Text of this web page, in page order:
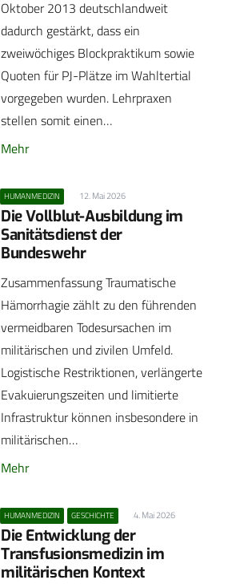
Oktober 2013 deutschlandweit
dadurch gestärkt, dass ein
zweiwöchiges Blockpraktikum sowie
Quoten für PJ-Plätze im Wahltertial
vorgegeben wurden. Lehrpraxen
stellen somit einen…
Mehr
HUMANMEDIZIN 12. Mai 2026
Die Vollblut-Ausbildung im
Sanitätsdienst der
Bundeswehr
Zusammenfassung Traumatische
Hämorrhagie zählt zu den führenden
vermeidbaren Todesursachen im
militärischen und zivilen Umfeld.
Logistische Restriktionen, verlängerte
Evakuierungszeiten und limitierte
Infrastruktur können insbesondere in
militärischen…
Mehr
HUMANMEDIZIN GESCHICHTE 4. Mai 2026
Die Entwicklung der
Transfusionsmedizin im
militärischen Kontext